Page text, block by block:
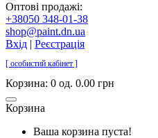
Оптові продажі:
+38050 348-01-38
shop@paint.dn.ua
Вхід | Реєстрація
[ особистий кабінет ]
Корзина: 0 од. 0.00 грн
Корзина
Ваша корзина пуста!